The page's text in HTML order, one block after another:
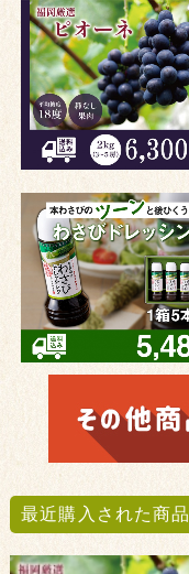
最近購入された商品